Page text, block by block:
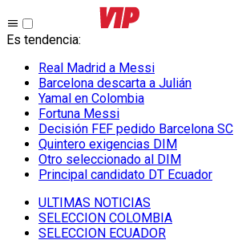
Es tendencia:
Real Madrid a Messi
Barcelona descarta a Julián
Yamal en Colombia
Fortuna Messi
Decisión FEF pedido Barcelona SC
Quintero exigencias DIM
Otro seleccionado al DIM
Principal candidato DT Ecuador
ULTIMAS NOTICIAS
SELECCION COLOMBIA
SELECCION ECUADOR